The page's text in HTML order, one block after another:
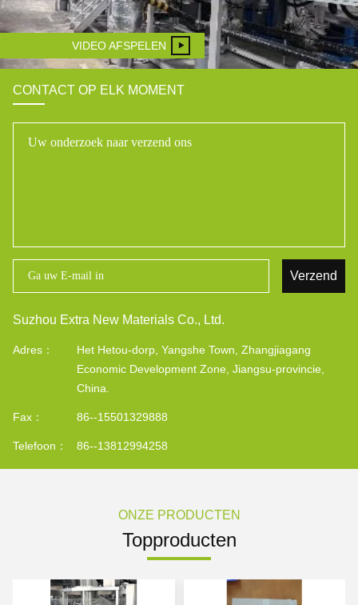
VIDEO AFSPELEN
CONTACT OP ELK MOMENT
Verzend
Suzhou Extra New Materials Co., Ltd.
Adres：
Het Hetou-dorp, Yangshe Town, Zhangjiagang
Economic Development Zone, Jiangsu-provincie,
China.
Fax： 86--15501329888
Telefoon： 86--13812994258
ONZE PRODUCTEN
Topproducten